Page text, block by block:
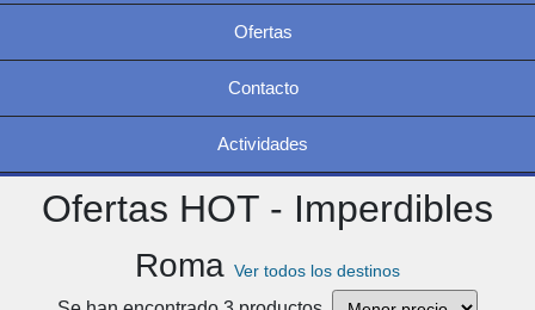
Ofertas
Contacto
Actividades
Ofertas HOT - Imperdibles
Roma Ver todos los destinos